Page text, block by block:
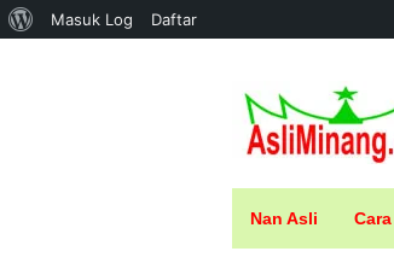
Tentang
Masuk Log Daftar
konten
Nan Asli